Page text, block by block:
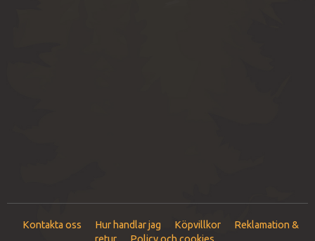
Kontakta oss Hur handlar jag Köpvillkor
Reklamation &